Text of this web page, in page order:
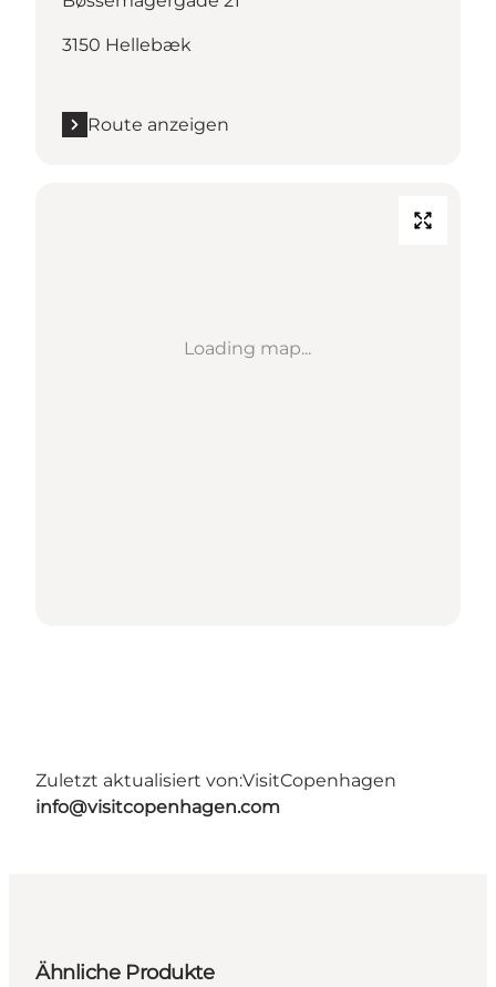
3150 Hellebæk
Route anzeigen
Loading map...
Zuletzt aktualisiert von:VisitCopenhagen
info@visitcopenhagen.com
Ähnliche Produkte